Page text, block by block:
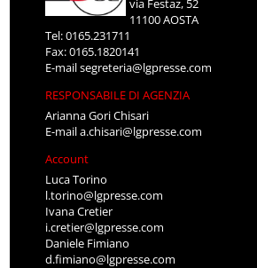
via Festaz, 52
11100 AOSTA
Tel: 0165.231711
Fax: 0165.1820141
E-mailsegreteria@lgpresse.com
RESPONSABILE DI AGENZIA
Arianna Gori Chisari
E-maila.chisari@lgpresse.com
Account
Luca Torino
l.torino@lgpresse.com
Ivana Cretier
i.cretier@lgpresse.com
Daniele Fimiano
d.fimiano@lgpresse.com